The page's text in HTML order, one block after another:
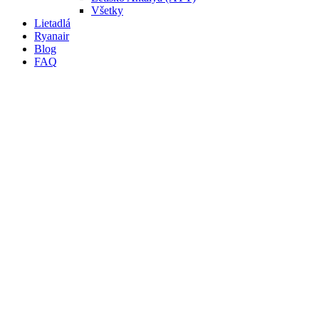
Všetky
Lietadlá
Ryanair
Blog
FAQ